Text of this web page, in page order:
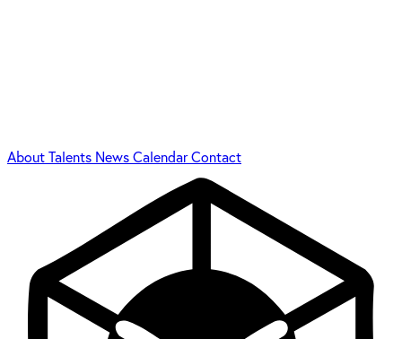
AboutTalents NewsCalendarContact